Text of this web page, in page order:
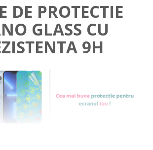
DE PROTECTIE
GLASS CU
9H